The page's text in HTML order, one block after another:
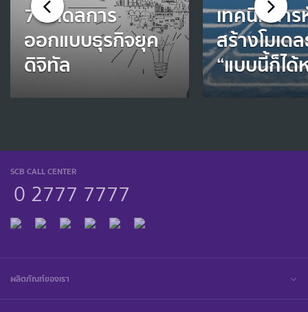
7 โมเดลการ
ออกแบบธุรกิจยุค
ดิจิทัล
เทคนิคกา
สร้างโมเด
“แบบนี้ก็ได้
SCB CALL CENTER
0 2777 7777
ผลิตภัณฑ์ของเรา